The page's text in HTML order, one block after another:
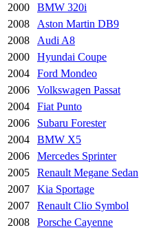
2000
BMW 320i
2008
Aston Martin DB9
2008
Audi A8
2000
Hyundai Coupe
2004
Ford Mondeo
2006
Volkswagen Passat
2004
Fiat Punto
2006
Subaru Forester
2004
BMW X5
2006
Mercedes Sprinter
2005
Renault Megane Sedan
2007
Kia Sportage
2007
Renault Clio Symbol
2008
Porsche Cayenne